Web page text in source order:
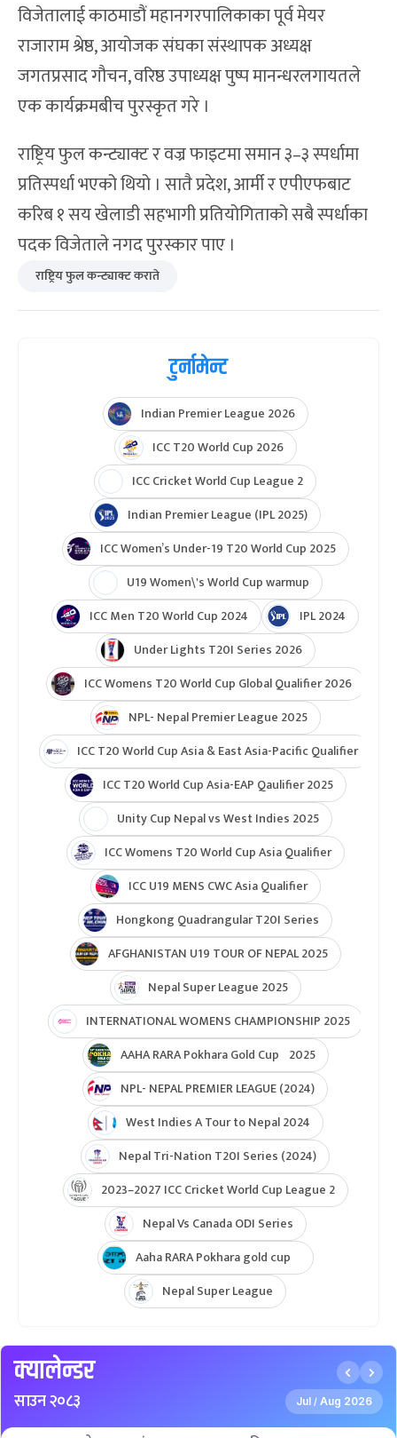
विजेतालाई काठमाडौं महानगरपालिकाका पूर्व मेयर
राजाराम श्रेष्ठ, आयोजक संघका संस्थापक अध्यक्ष
जगतप्रसाद गौचन, वरिष्ठ उपाध्यक्ष पुष्प मानन्धरलगायतले
एक कार्यक्रमबीच पुरस्कृत गरे ।
राष्ट्रिय फुल कन्ट्याक्ट र वज्र फाइटमा समान ३–३ स्पर्धामा
प्रतिस्पर्धा भएको थियो । सातै प्रदेश, आर्मी र एपीएफबाट
करिब १ सय खेलाडी सहभागी प्रतियोगिताको सबै स्पर्धाका
पदक विजेताले नगद पुरस्कार पाए ।
राष्ट्रिय फुल कन्ट्याक्ट कराते
टुर्नामेन्ट
Indian Premier League 2026
ICC T20 World Cup 2026
ICC Cricket World Cup League 2
Indian Premier League (IPL 2025)
ICC Women’s Under-19 T20 World Cup 2025
U19 Women\'s World Cup warmup
ICC Men T20 World Cup 2024
IPL 2024
Under Lights T20I Series 2026
ICC Womens T20 World Cup Global Qualifier 2026
NPL- Nepal Premier League 2025
ICC T20 World Cup Asia & East Asia-Pacific Qualifier
ICC T20 World Cup Asia-EAP Qaulifier 2025
Unity Cup Nepal vs West Indies 2025
ICC Womens T20 World Cup Asia Qualifier
ICC U19 MENS CWC Asia Qualifier
Hongkong Quadrangular T20I Series
AFGHANISTAN U19 TOUR OF NEPAL 2025
Nepal Super League 2025
INTERNATIONAL WOMENS CHAMPIONSHIP 2025
AAHA RARA Pokhara Gold Cup 2025
NPL- NEPAL PREMIER LEAGUE (2024)
West Indies A Tour to Nepal 2024
Nepal Tri-Nation T20I Series (2024)
2023–2027 ICC Cricket World Cup League 2
Nepal Vs Canada ODI Series
Aaha RARA Pokhara gold cup
Nepal Super League
क्यालेन्डर
साउन २०८३ Jul / Aug 2026